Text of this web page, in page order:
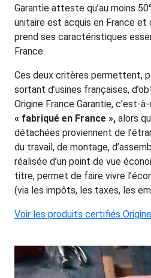
Garantie atteste qu’au moins
unitaire est acquis en France et
prend ses caractéristiques
France.
Ces deux critères permettent,
sortant d’usines françaises,
Origine France Garantie, c’est-
« fabriqué en France », alors
détachées proviennent de
du travail, de montage,
réalisée d’un point de vue
titre, permet de faire vivre
(via les impôts, les taxes, les
Voir les produits certifiés